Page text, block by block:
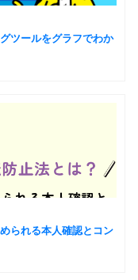
ツールをグラフでわか
られる本人確認とコン